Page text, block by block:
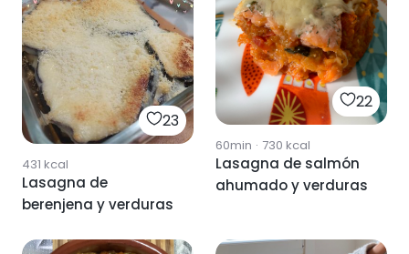
23
431 kcal
Lasagna de
berenjena y verduras
22
60min · 730 kcal
Lasagna de salmón
ahumado y verduras